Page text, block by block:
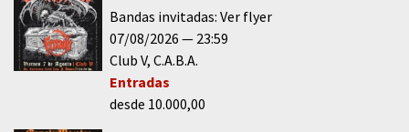
Bandas invitadas: Ver flyer
07/08/2026
23:59
Club V C.A.B.A.
Entradas
desde 10.000,00